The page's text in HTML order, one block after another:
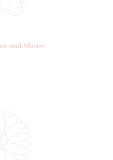
und Muster